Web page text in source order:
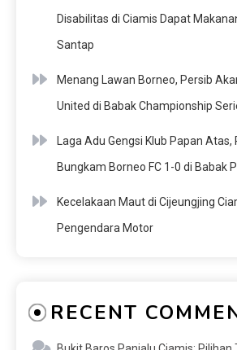
Disabilitas di Ciamis Dapat
Santap
Menang Lawan Borneo, Persib
United di Babak Championship
Laga Adu Gengsi Klub Papan
Bungkam Borneo FC 1-0 di Babak
Kecelakaan Maut di Cijeungjing
Pengendara Motor
RECENT